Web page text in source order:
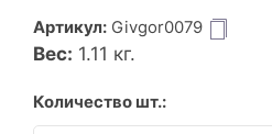
Артикул: Givgor0079
Вес: 1.11 кг.
Количество шт.: